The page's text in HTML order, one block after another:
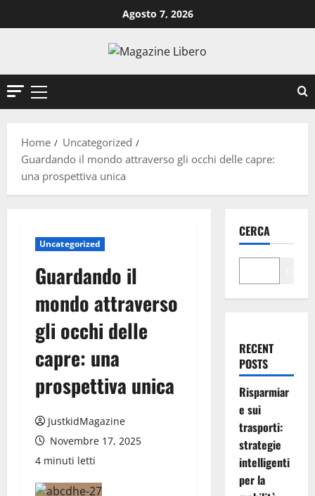
al
Agosto 7, 2026
Menu
Home
Uncategorized
Guardando il mondo attraverso gli occhi delle capre:
una prospettiva unica
Uncategorized
Guardando il
mondo attraverso
gli occhi delle
capre: una
prospettiva unica
JustkidMagazine
Novembre 17, 2025
4 minuti letti
CERCA
RECENT
POSTS
Risparmiar
e sui
trasporti:
strategie
intelligenti
per la